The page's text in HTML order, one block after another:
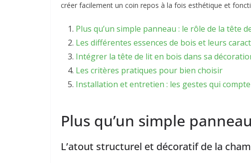
créer facilement un coin repos à la fois esthétique et
Plus qu’un simple panneau : le rôle de la tête
Les différentes essences de bois et leurs
Intégrer la tête de lit en bois dans sa
Les critères pratiques pour bien choisir
Installation et entretien : les gestes qui
Plus qu’un simple
L’atout structurel et décoratif de la